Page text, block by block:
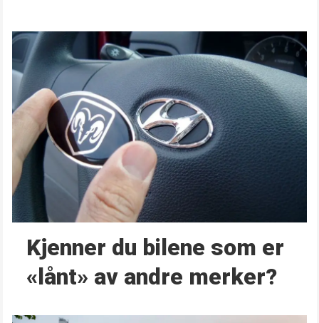
Kjenner du bilene som er
«lånt» av andre merker?